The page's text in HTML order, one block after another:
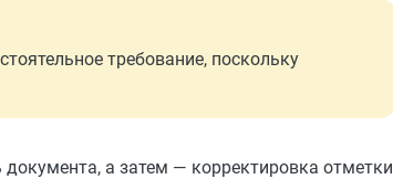
требование, поскольку
а затем — корректировка отметки